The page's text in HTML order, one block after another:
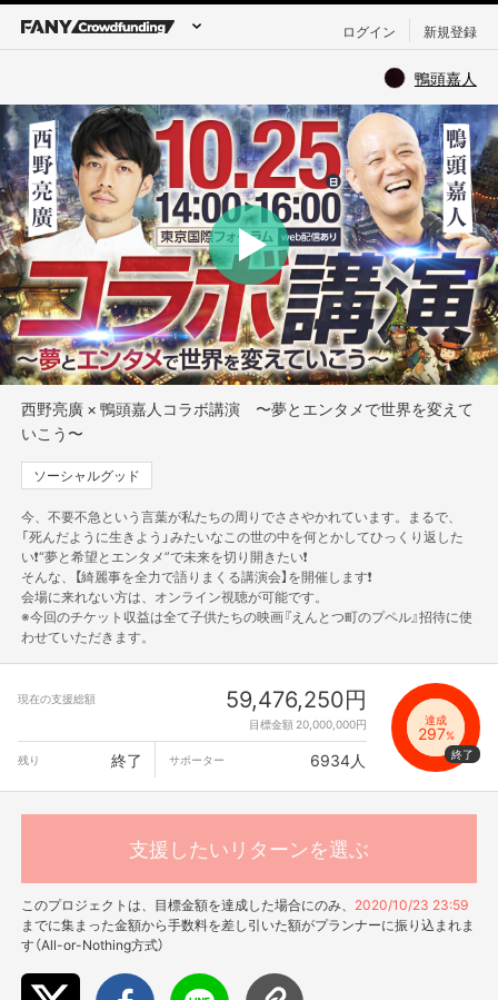
ログイン 新規登録
鴨頭嘉人
西野亮廣 × 鴨頭嘉人コラボ講演 〜夢とエンタメで世界を変えて
いこう〜
ソーシャルグッド
今、不要不急という言葉が私たちの周りでささやかれています。まるで、
「死んだように生きよう」みたいなこの世の中を何とかしてひっくり返した
い❗“夢と希望とエンタメ”で未来を切り開きたい❗
そんな、【綺麗事を全力で語りまくる講演会】を開催します❗
会場に来れない方は、オンライン視聴が可能です。
※今回のチケット収益は全て子供たちの映画『えんとつ町のプペル』招待に使
わせていただきます。
現在の支援総額 59,476,250円
目標金額 20,000,000円 達成
297%
残り
終了 サポーター 6934人
支援したいリターンを選ぶ
このプロジェクトは、目標金額を達成した場合にのみ、 2020/10/23 23:59
までに集まった金額から手数料を差し引いた額がプランナーに振り込まれま
す（All-or-Nothing方式）